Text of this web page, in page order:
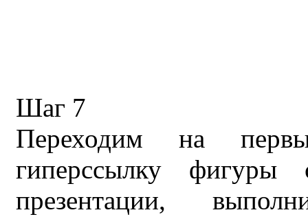
Шаг 7
Переходим на
гиперссылку фигуры
презентации,